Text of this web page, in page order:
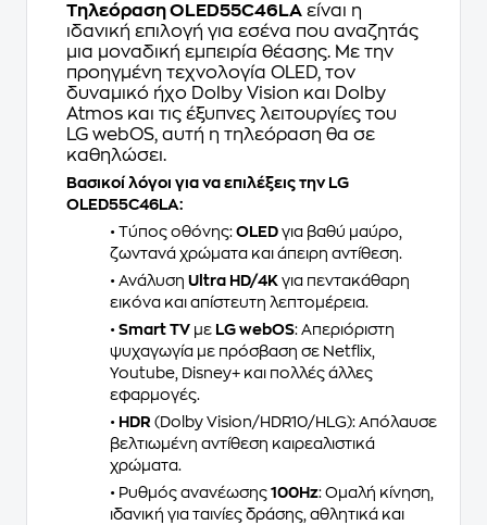
Τηλεόραση OLED55C46LA είναι η
ιδανική επιλογή για εσένα που αναζητάς
μια μοναδική εμπειρία θέασης. Με την
προηγμένη τεχνολογία OLED, τον
δυναμικό ήχο Dolby Vision και Dolby
Atmos και τις έξυπνες λειτουργίες του
LG webOS, αυτή η τηλεόραση θα σε
καθηλώσει.
Βασικοί λόγοι για να επιλέξεις την LG
OLED55C46LA:
• Τύπος οθόνης: OLED για βαθύ μαύρο,
ζωντανά χρώματα και άπειρη αντίθεση.
• Ανάλυση Ultra HD/4K για πεντακάθαρη
εικόνα και απίστευτη λεπτομέρεια.
• Smart TV με LG webOS: Απεριόριστη
ψυχαγωγία με πρόσβαση σε Netflix,
Youtube, Disney+ και πολλές άλλες
εφαρμογές.
• HDR (Dolby Vision/HDR10/HLG): Απόλαυσε
βελτιωμένη αντίθεση καιρεαλιστικά
χρώματα.
• Ρυθμός ανανέωσης 100Hz: Ομαλή κίνηση,
ιδανική για ταινίες δράσης, αθλητικά και